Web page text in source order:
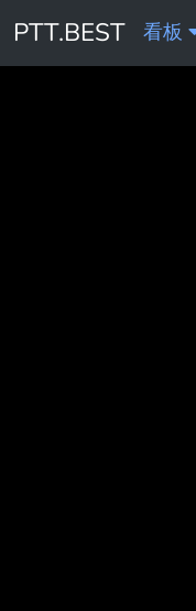
PTT.BEST 看板